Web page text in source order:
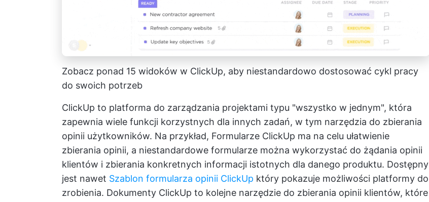
Zobacz ponad 15 widoków w ClickUp, aby niestandardowo dostosować cykl pracy
do swoich potrzeb
ClickUp to platforma do zarządzania projektami typu "wszystko w jednym", która
zapewnia wiele funkcji korzystnych dla innych zadań, w tym narzędzia do zbierania
opinii użytkowników. Na przykład, Formularze ClickUp ma na celu ułatwienie
zbierania opinii, a niestandardowe formularze można wykorzystać do żądania opinii
klientów i zbierania konkretnych informacji istotnych dla danego produktu. Dostępny
jest nawet Szablon formularza opinii ClickUp który pokazuje możliwości platformy do
zrobienia. Dokumenty ClickUp to kolejne narzędzie do zbierania opinii klientów, które